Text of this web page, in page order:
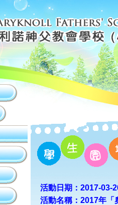
活動日期：2017-03-
活動名稱：2017年「